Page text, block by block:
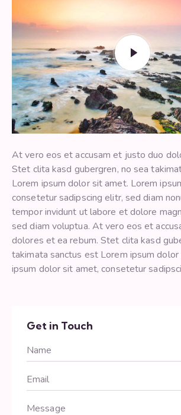
At vero eos et accusam et justo duo
Stet clita kasd gubergren, no sea
Lorem ipsum dolor sit amet. Lorem
consetetur sadipscing elitr, sed diam
tempor invidunt ut labore et dolore
sed diam voluptua. At vero eos et
dolores et ea rebum. Stet clita kasd
takimata sanctus est Lorem ipsum
ipsum dolor sit amet, consetetur
Get in Touch